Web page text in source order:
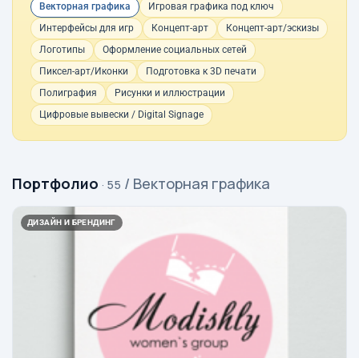
Векторная графика
Игровая графика под ключ
Интерфейсы для игр
Концепт-арт
Концепт-арт/эскизы
Логотипы
Оформление социальных сетей
Пиксел-арт/Иконки
Подготовка к 3D печати
Полиграфия
Рисунки и иллюстрации
Цифровые вывески / Digital Signage
Портфолио · 55 / Векторная графика
ДИЗАЙН И БРЕНДИНГ